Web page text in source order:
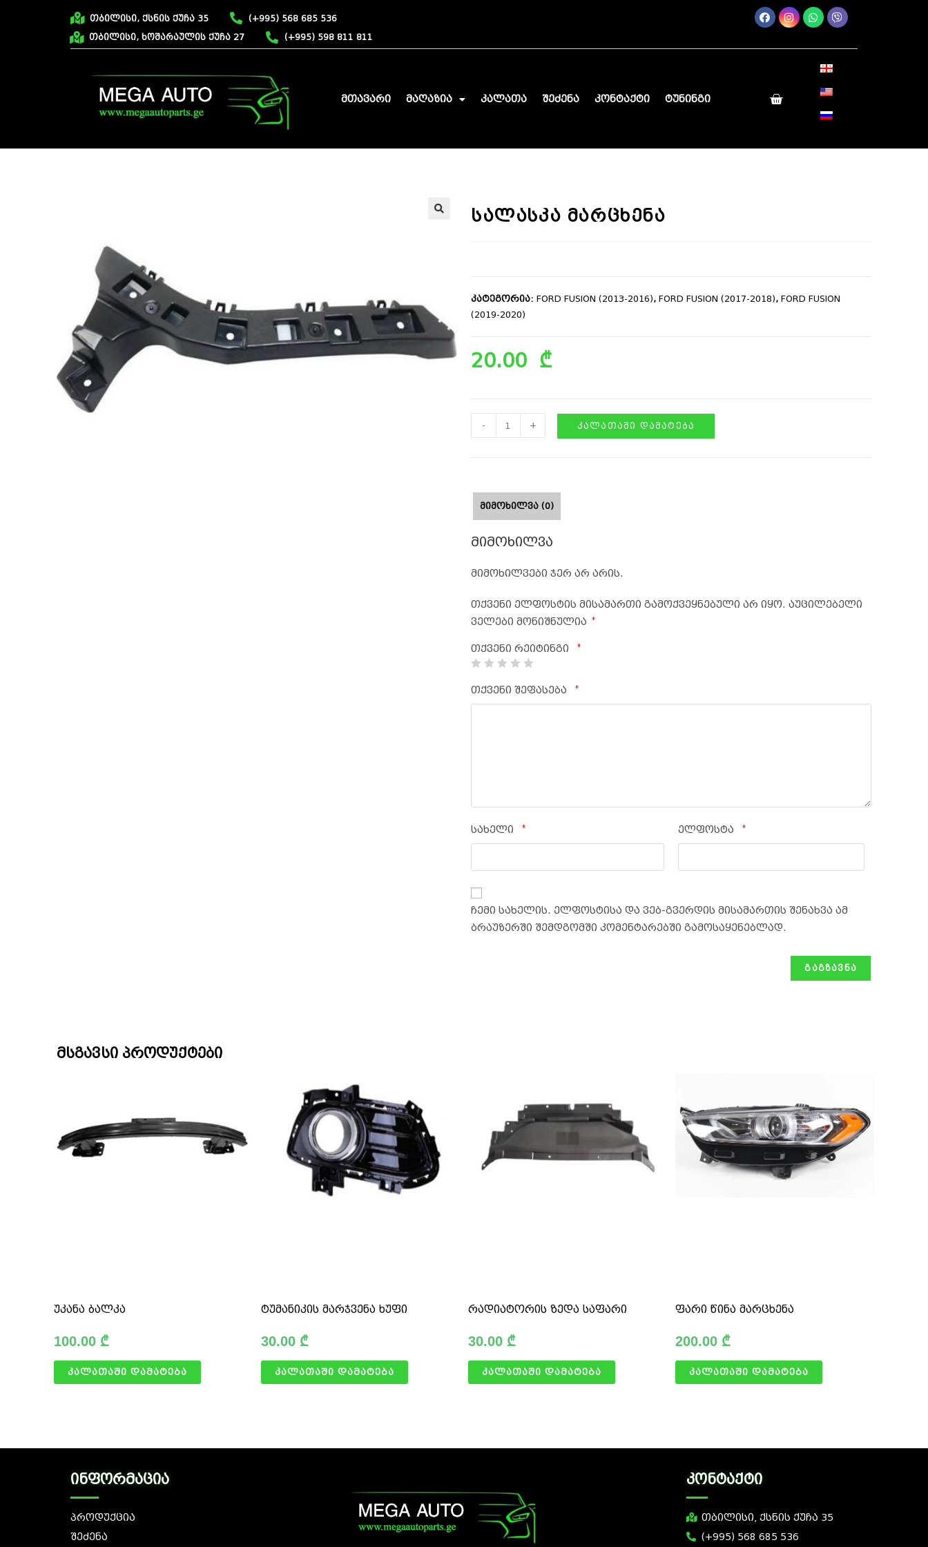
თბილისი, ქსნის ქუჩა 35
(+995) 568 685 536
თბილისი, ხოშარაულის ქუჩა 27
(+995) 598 811 811
მთავარი მაღაზია კალათა შეძენა კონტაქტი ტუნინგი
სალასკა მარცხენა
კატეგორია: FORD FUSION (2013-2016), FORD FUSION (2017-2018), FORD FUSION
(2019-2020)
20.00 ₾
- + ᲙᲐᲚᲐᲗᲐᲨᲘ ᲓᲐᲛᲐᲢᲔᲑᲐ
ᲛᲘᲛᲝᲮᲘᲚᲕᲐ (0)
მიმოხილვა
მიმოხილვები ჯერ არ არის.
თქვენი ელფოსტის მისამართი გამოქვეყნებული არ იყო. აუცილებელი
ველები მონიშნულია
*
თქვენი რეიტინგი *
თქვენი შეფასება *
სახელი * ელფოსტა *
ჩემი სახელის. ელფოსტისა და ვებ-გვერდის მისამართის შენახვა ამ
ბრაუზერში შემდგომში კომენტარებში გამოსაყენებლად.
მსგავსი პროდუქტები
უკანა ბალკა
100.00 ₾
კალათაში დამატება
ტუმანიკის მარჯვენა ხუფი
30.00 ₾
კალათაში დამატება
რადიატორის ზედა საფარი
30.00 ₾
კალათაში დამატება
ფარი წინა მარცხენა
200.00 ₾
კალათაში დამატება
ინფორმაცია
პროდუქცია
შეძენა
კონტაქტი
თბილისი, ქსნის ქუჩა 35
(+995) 568 685 536